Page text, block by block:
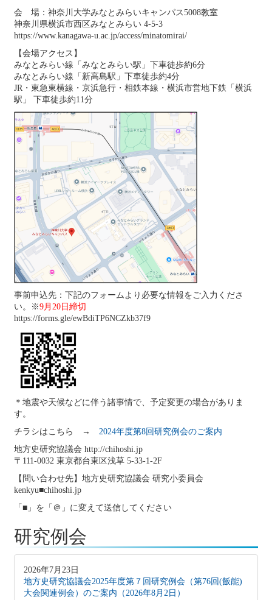
会 場：神奈川大学みなとみらいキャンパス5008教室
神奈川県横浜市西区みなとみらい 4-5-3
https://www.kanagawa-u.ac.jp/access/minatomirai/
【会場アクセス】
みなとみらい線「みなとみらい駅」下車徒歩約6分
みなとみらい線「新高島駅」下車徒歩約4分
JR・東急東横線・京浜急行・相鉄本線・横浜市営地下鉄「横浜
駅」 下車徒歩約11分
事前申込先：下記のフォームより必要な情報をご入力くださ
い。※9月20日締切
https://forms.gle/ewBdiTP6NCZkb37f9
＊地震や天候などに伴う諸事情で、予定変更の場合がありま
す。
チラシはこちら → 2024年度第8回研究例会のご案内
地方史研究協議会 http://chihoshi.jp
〒111‐0032 東京都台東区浅草 5-33-1-2F
【問い合わせ先】地方史研究協議会 研究小委員会
kenkyu■chihoshi.jp
「■」を「＠」に変えて送信してください
研究例会
2026年7月23日
地方史研究協議会2025年度第７回研究例会（第76回(飯能)
大会関連例会）のご案内（2026年8月2日）